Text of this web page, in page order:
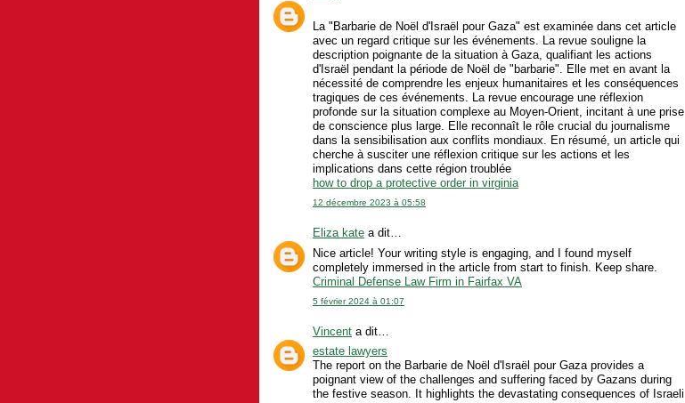
La "Barbarie de Noël d'Israël pour Gaza" est examinée dans cet article
avec un regard critique sur les événements. La revue souligne la
description poignante de la situation à Gaza, qualifiant les actions
d'Israël pendant la période de Noël de "barbarie". Elle met en avant la
nécessité de comprendre les enjeux humanitaires et les conséquences
tragiques de ces événements. La revue encourage une réflexion
profonde sur la situation complexe au Moyen-Orient, incitant à une prise
de conscience plus large. Elle reconnaît le rôle crucial du journalisme
dans la sensibilisation aux conflits mondiaux. En résumé, un article qui
cherche à susciter une réflexion critique sur les actions et les
implications dans cette région troublée
how to drop a protective order in virginia
12 décembre 2023 à 05:58
Eliza kate a dit…
Nice article! Your writing style is engaging, and I found myself
completely immersed in the article from start to finish. Keep share.
Criminal Defense Law Firm in Fairfax VA
5 février 2024 à 01:07
Vincent a dit…
estate lawyers
The report on the Barbarie de Noël d'Israël pour Gaza provides a
poignant view of the challenges and suffering faced by Gazans during
the festive season. It highlights the devastating consequences of Israeli